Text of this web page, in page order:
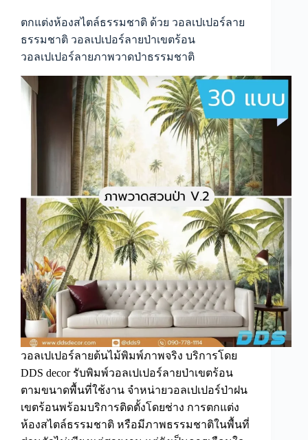
ญี่ปุ่น
วอลเปเปอร์
ตกแต่ง
อาหาร
ญี่ปุ่น
แมว
ภาพ
พิมพ์
ญี่ปุ่น
ตกแต่ง
ร้าน
ตกแต่ง
ร้าน
อาหาร/
คาเฟ่
ญี่ปุ่น
ตกแต่งห้องสไตล์ธรรมชาติ ด้วย วอลเปเปอร์ลาย
ธรรมชาติ วอลเปเปอร์ลายป่าเขตร้อน
วอลเปเปอร์ลายภาพวาดป่าธรรมชาติ
วอลเปเปอร์ลายต้นไม้พิมพ์ภาพจริง บริการโดย
DDS decor รับพิมพ์วอลเปเปอร์ลายป่าเขตร้อน
ตามขนาดพื้นที่ใช้งาน จำหน่ายวอลเปเปอร์ป่าฝน
เขตร้อนพร้อมบริการติดตั้งโดยช่าง การตกแต่ง
ห้องสไตล์ธรรมชาติ หรือมีภาพธรรมชาติในพื้นที่